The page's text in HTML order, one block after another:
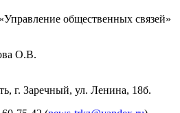
общественных связей»
О.В.
г. Заречный, ул. Ленина, 18б.